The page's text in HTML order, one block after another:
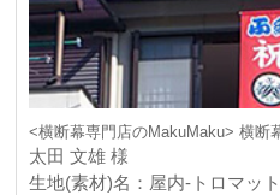
<横断幕専門店のMakuMaku> 横断
太田 文雄 様
生地(素材)名：屋内-トロマッ